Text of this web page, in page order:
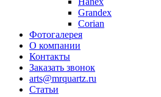
Grandex
Corian
Фотогалерея
О компании
Контакты
Заказать звонок
arts@mrquartz.ru
Статьи